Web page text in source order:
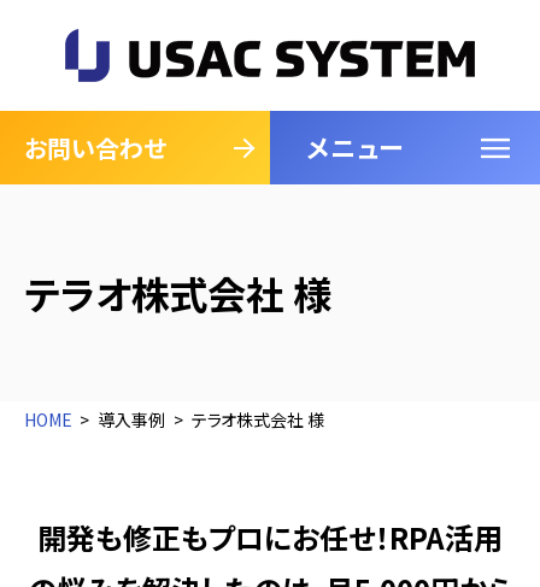
お問い合わせ メニュー
閉じる
テラオ株式会社 様
HOME 導入事例 テラオ株式会社 様
開発も修正もプロにお任せ！RPA活用